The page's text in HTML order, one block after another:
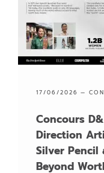
17/06/2026 —
Concours
Direction
Silver Pencil
Beyond